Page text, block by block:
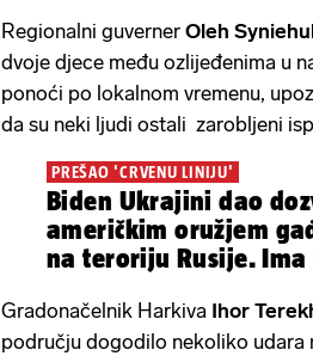
Regionalni guverner Oleh
dvoje djece među ozlijeđenima u
ponoći po lokalnom vremenu,
da su neki ljudi ostali zarobljeni
PREŠAO 'CRVENU LINIJU'
Biden Ukrajini dao
američkim oružjem
na teroriju Rusije.
Gradonačelnik Harkiva Ihor
području dogodilo nekoliko udara